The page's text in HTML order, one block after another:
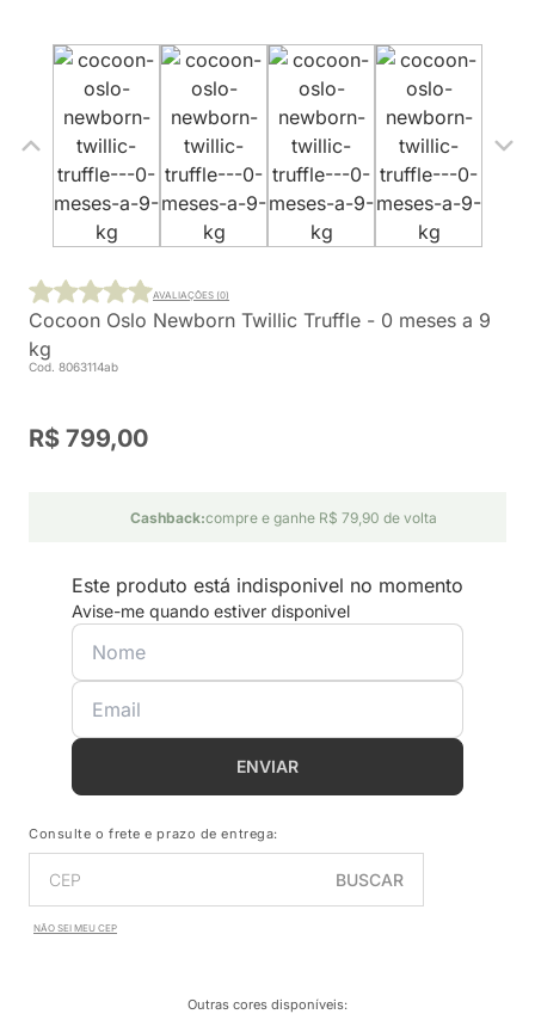
Cocoon Oslo Newborn Twillic Truffle - 0 meses a 9
kg
Cod. 8063114ab
AVALIAÇÕES (0)
R$ 799,00
Cashback:compre e ganhe R$ 79,90 de volta
Este produto está indisponivel no momento
Avise-me quando estiver disponivel
ENVIAR
Consulte o frete e prazo de entrega:
BUSCAR
NÃO SEI MEU CEP
Outras cores disponíveis: